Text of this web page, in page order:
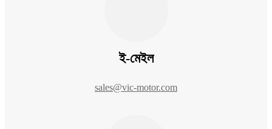
ই-মেইল
sales@vic-motor.com